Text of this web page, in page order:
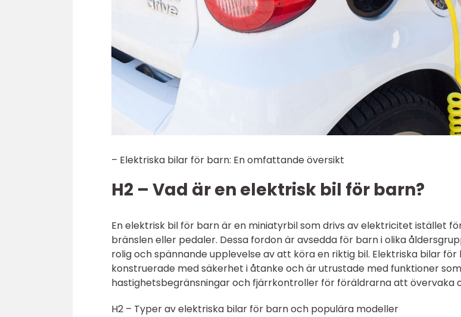
– Elektriska bilar för barn: En omfattande översikt
H2 – Vad är en elektrisk bil för barn?
En elektrisk bil för barn är en miniatyrbil som drivs av elektricitet istället
bränslen eller pedaler. Dessa fordon är avsedda för barn i olika
rolig och spännande upplevelse av att köra en riktig bil. Elektriska bilar för
konstruerade med säkerhet i åtanke och är utrustade med funktioner som
hastighetsbegränsningar och fjärrkontroller för föräldrarna att övervaka
H2 – Typer av elektriska bilar för barn och populära modeller